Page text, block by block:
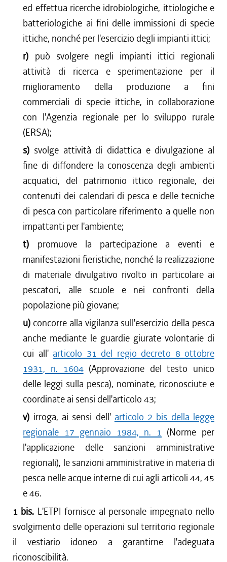
ed effettua ricerche idrobiologiche, ittiologiche e
batteriologiche ai fini delle immissioni di specie
ittiche, nonché per l'esercizio degli impianti ittici;
r) può svolgere negli impianti ittici regionali
attività di ricerca e sperimentazione per il
miglioramento della produzione a fini
commerciali di specie ittiche, in collaborazione
con l'Agenzia regionale per lo sviluppo rurale
(ERSA);
s) svolge attività di didattica e divulgazione al
fine di diffondere la conoscenza degli ambienti
acquatici, del patrimonio ittico regionale, dei
contenuti dei calendari di pesca e delle tecniche
di pesca con particolare riferimento a quelle non
impattanti per l'ambiente;
t) promuove la partecipazione a eventi e
manifestazioni fieristiche, nonché la realizzazione
di materiale divulgativo rivolto in particolare ai
pescatori, alle scuole e nei confronti della
popolazione più giovane;
u) concorre alla vigilanza sull'esercizio della pesca
anche mediante le guardie giurate volontarie di
cui all' articolo 31 del regio decreto 8 ottobre
1931, n. 1604(Approvazione del testo unico
delle leggi sulla pesca), nominate, riconosciute e
coordinate ai sensi dell'articolo 43;
v) irroga, ai sensi dell' articolo 2 bis della legge
regionale 17 gennaio 1984, n. 1 (Norme per
l'applicazione delle sanzioni amministrative
regionali), le sanzioni amministrative in materia di
pesca nelle acque interne di cui agli articoli 44, 45
e 46.
1 bis. L'ETPI fornisce al personale impegnato nello
svolgimento delle operazioni sul territorio regionale
il vestiario idoneo a garantirne l'adeguata
riconoscibilità.